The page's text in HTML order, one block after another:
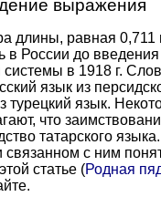
выражения
длины, равная 0,711
в России до
системы в 1918 г.
язык из
турецкий язык.
что
татарского
связанном с ним
статье (Родная